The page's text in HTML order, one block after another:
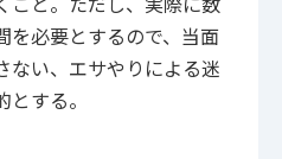
を必要とするので、当面
ない、エサやりによる迷
する。